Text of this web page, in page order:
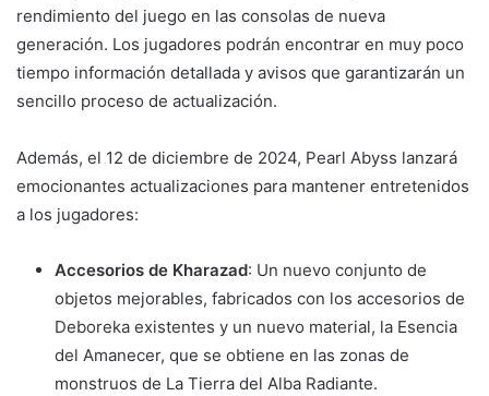
rendimiento del juego en las consolas de nueva
generación. Los jugadores podrán encontrar en muy poco
tiempo información detallada y avisos que garantizarán un
sencillo proceso de actualización.
Además, el 12 de diciembre de 2024, Pearl Abyss lanzará
emocionantes actualizaciones para mantener entretenidos
a los jugadores:
Accesorios de Kharazad: Un nuevo conjunto de
objetos mejorables, fabricados con los accesorios de
Deboreka existentes y un nuevo material, la Esencia
del Amanecer, que se obtiene en las zonas de
monstruos de La Tierra del Alba Radiante.